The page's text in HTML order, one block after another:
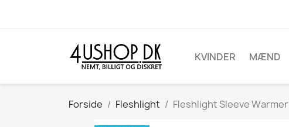
KVINDER MÆND
Forside Fleshlight Fleshlight Sleeve Warmer